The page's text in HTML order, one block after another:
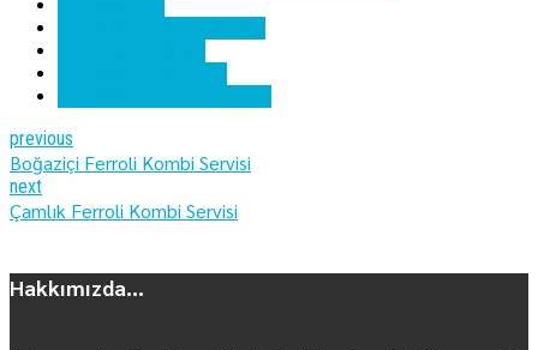
previous
Boğaziçi Ferroli Kombi Servisi
next
Çamlık Ferroli Kombi Servisi
Hakkımızda...